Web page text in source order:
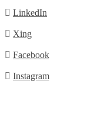
LinkedIn
Xing
Facebook
Instagram